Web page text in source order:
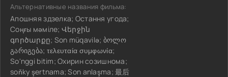
Альтернативные названия фильма:
Апошняя здзелка; Остання угода;
Соңғы мәміле; Վերջին
գործարքը; Son müqavilə; ბოლო
გარიგება; τελευταία συμφωνία;
So'nggi bitim; Охирин созишнома;
soňky şertnama; Son anlaşma; 最后